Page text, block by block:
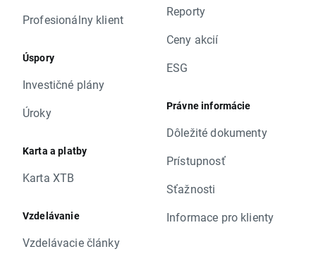
Profesionálny klient
Úspory
Investičné plány
Úroky
Karta a platby
Karta XTB
Vzdelávanie
Vzdelávacie články
Reporty
Ceny akcií
ESG
Právne informácie
Dôležité dokumenty
Prístupnosť
Sťažnosti
Informace pro klienty